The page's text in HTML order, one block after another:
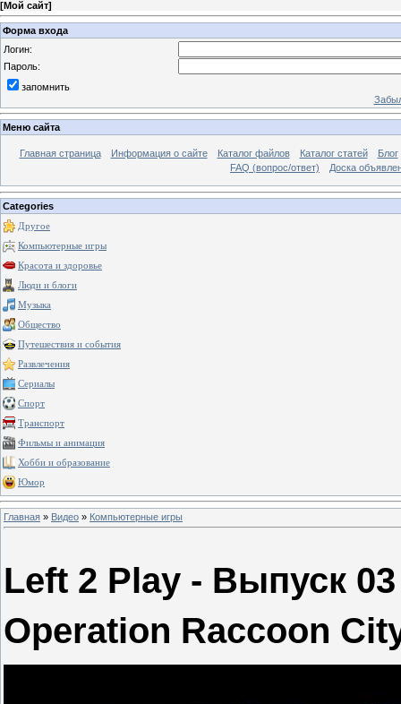
[Мой сайт]
Форма входа
Логин:
Пароль:
запомнить
Меню сайта
Главная страница Информация о сайте Каталог файлов Каталог статей
Блог
FAQ (вопрос/ответ)
Доска
Categories
Другое
Компьютерные игры
Красота и здоровье
Люди и блоги
Музыка
Общество
Путешествия и события
Развлечения
Сериалы
Спорт
Транспорт
Фильмы и анимация
Хобби и образование
Юмор
Главная » Видео » Компьютерные игры
Left 2 Play - Выпуск
Operation Raccoon